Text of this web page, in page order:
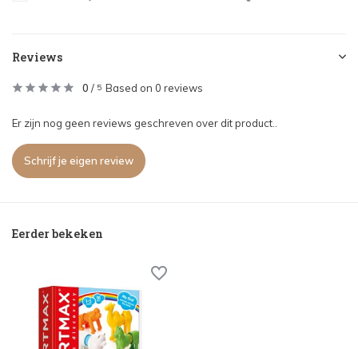
Reviews
0 / 5 Based on 0 reviews
Er zijn nog geen reviews geschreven over dit product..
Schrijf je eigen review
Eerder bekeken